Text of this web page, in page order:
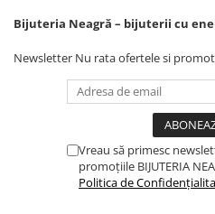
Bijuteria Neagră – bijuterii cu
Newsletter Nu rata ofertele si
Vreau să primesc
promoțiile BIJUTERIA
Politica de